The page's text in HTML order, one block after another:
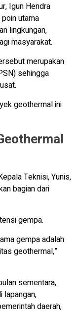
Igun Hendra
utama
lingkungan,
masyarakat.
merupakan
sehingga
geothermal ini
Teknisi, Yunis,
bagian dari
gempa.
gempa adalah
geothermal,”
sementara,
lapangan,
daerah,